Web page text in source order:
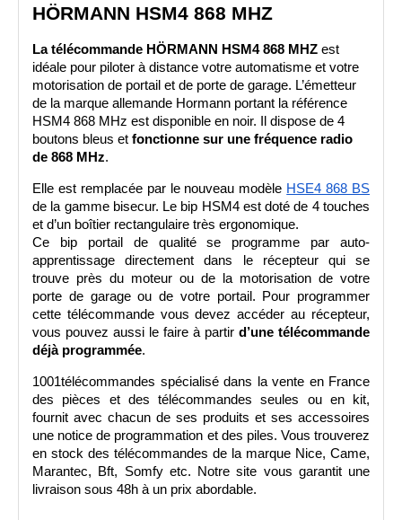
HÖRMANN HSM4 868 MHZ
La télécommande HÖRMANN HSM4 868 MHZ est
idéale pour piloter à distance votre automatisme et votre
motorisation de portail et de porte de garage. L’émetteur
de la marque allemande Hormann portant la référence
HSM4 868 MHz est disponible en noir. Il dispose de 4
boutons bleus et fonctionne sur une fréquence radio
de 868 MHz.
Elle est remplacée par le nouveau modèle HSE4 868 BS
de la gamme bisecur. Le bip HSM4 est doté de 4 touches
et d’un boîtier rectangulaire très ergonomique.
Ce bip portail de qualité se programme par auto-
apprentissage directement dans le récepteur qui se
trouve près du moteur ou de la motorisation de votre
porte de garage ou de votre portail. Pour programmer
cette télécommande vous devez accéder au récepteur,
vous pouvez aussi le faire à partir d’une télécommande
déjà programmée.
1001télécommandes spécialisé dans la vente en France
des pièces et des télécommandes seules ou en kit,
fournit avec chacun de ses produits et ses accessoires
une notice de programmation et des piles. Vous trouverez
en stock des télécommandes de la marque Nice, Came,
Marantec, Bft, Somfy etc. Notre site vous garantit une
livraison sous 48h à un prix abordable.